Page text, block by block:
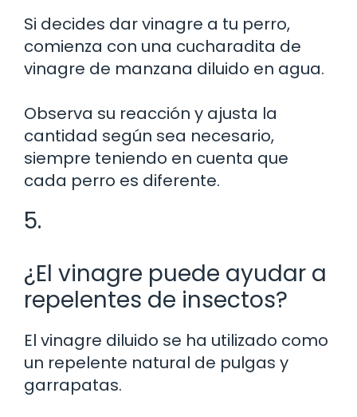
Si decides dar vinagre a tu perro,
comienza con una cucharadita de
vinagre de manzana diluido en agua.
Observa su reacción y ajusta la
cantidad según sea necesario,
siempre teniendo en cuenta que
cada perro es diferente.
5.
¿El vinagre puede ayudar a
repelentes de insectos?
El vinagre diluido se ha utilizado como
un repelente natural de pulgas y
garrapatas.